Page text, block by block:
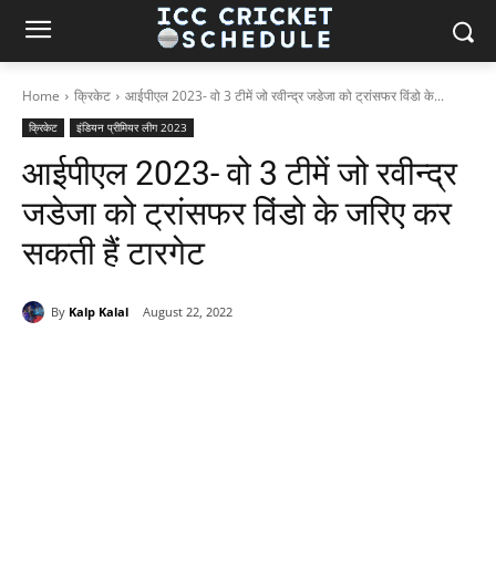
Home क्रिकेट आईपीएल 2023- वो 3 टीमें जो रवीन्द्र जडेजा को ट्रांसफर विंडो के...
क्रिकेट इंडियन प्रीमियर लीग 2023
आईपीएल 2023- वो 3 टीमें जो रवीन्द्र
जडेजा को ट्रांसफर विंडो के जरिए कर
सकती हैं टारगेट
By Kalp Kalal August 22, 2022